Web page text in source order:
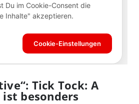
Tick Tock: A
besonders